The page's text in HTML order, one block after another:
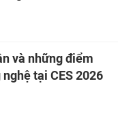
và những điểm
tại CES 2026